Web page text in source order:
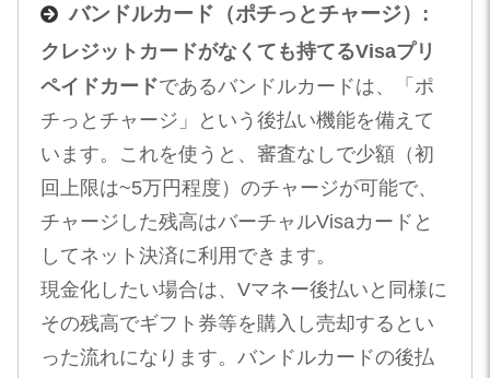
バンドルカード（ポチっとチャージ）:
クレジットカードがなくても持てるVisaプリ
ペイドカードであるバンドルカードは、「ポ
チっとチャージ」という後払い機能を備えて
います。これを使うと、審査なしで少額（初
回上限は~5万円程度）のチャージが可能で、
チャージした残高はバーチャルVisaカードと
してネット決済に利用できます​。
現金化したい場合は、Vマネー後払いと同様に
その残高でギフト券等を購入し売却するとい
った流れになります。バンドルカードの後払